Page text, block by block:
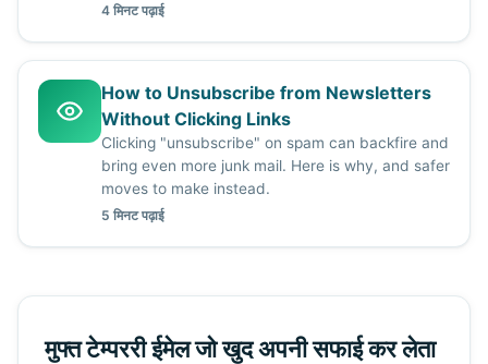
4 मिनट पढ़ाई
How to Unsubscribe from Newsletters
Without Clicking Links
Clicking "unsubscribe" on spam can backfire and
bring even more junk mail. Here is why, and safer
moves to make instead.
5 मिनट पढ़ाई
मुफ्त टेम्पररी ईमेल जो खुद अपनी सफाई कर लेता